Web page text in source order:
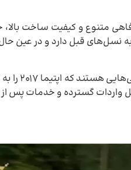
رفاهی متنوع و کیفیت ساخت
نسل‌های قبل دارد و در عین
پیشرفته و عملکرد
دلیل واردات گسترده و خدمات